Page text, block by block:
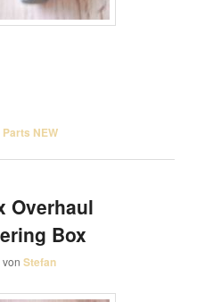
NEW
Overhaul
Box
vonStefan